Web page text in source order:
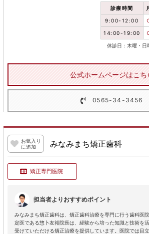
診療時間 月
9:00-12:00
14:00-19:00
休診日：木曜・日
公式ホームページはこち
0565-34-3456
お気入り
に追加
みなみまち矯正歯科
矯正専門医院
担当者よりおすすめポイント
みなみまち矯正歯科は、矯正歯科治療を専門に行う歯科医
定医である惣卜友裕院長は、経験から培った知識と技術を
受けていただける矯正治療を提供しています。医院では目